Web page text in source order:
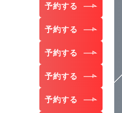
予約する
予約する
予約する
予約する
予約する